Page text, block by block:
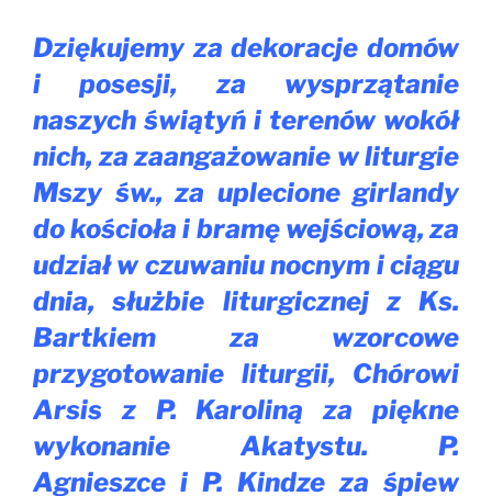
Dziękujemy za dekoracje domów
i posesji, za wysprzątanie
naszych świątyń i terenów wokół
nich, za zaangażowanie w liturgie
Mszy św., za uplecione girlandy
do kościoła i bramę wejściową, za
udział w czuwaniu nocnym i ciągu
dnia, służbie liturgicznej z Ks.
Bartkiem za wzorcowe
przygotowanie liturgii, Chórowi
Arsis z P. Karoliną za piękne
wykonanie Akatystu. P.
Agnieszce i P. Kindze za śpiew